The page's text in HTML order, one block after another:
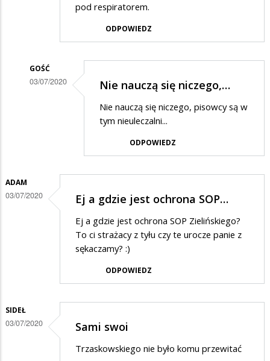
pod respiratorem.
ODPOWIEDZ
GOŚĆ
03/07/2020
Mateuszka
ustaczka
Nie nauczą się niczego,…
Nie nauczą się niczego, pisowcy są w
tym nieuleczalni...
ODPOWIEDZ
ADAM
03/07/2020 Ej a gdzie jest ochrona SOP…
Ej a gdzie jest ochrona SOP Zielińskiego?
To ci strażacy z tyłu czy te urocze panie z
sękaczamy? :)
ODPOWIEDZ
SIDEŁ
03/07/2020 Sami swoi
Trzaskowskiego nie było komu przewitać